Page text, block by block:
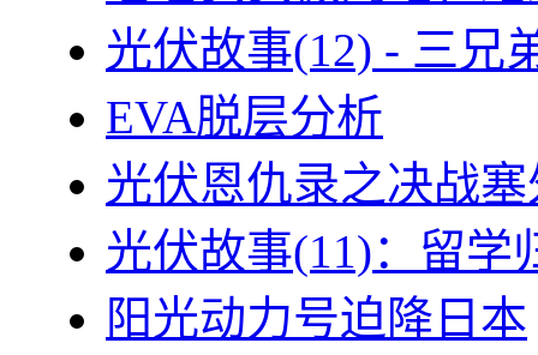
光伏故事(12) - 三兄
EVA脱层分析
光伏恩仇录之决战
光伏故事(11)：留学
阳光动力号迫降日本